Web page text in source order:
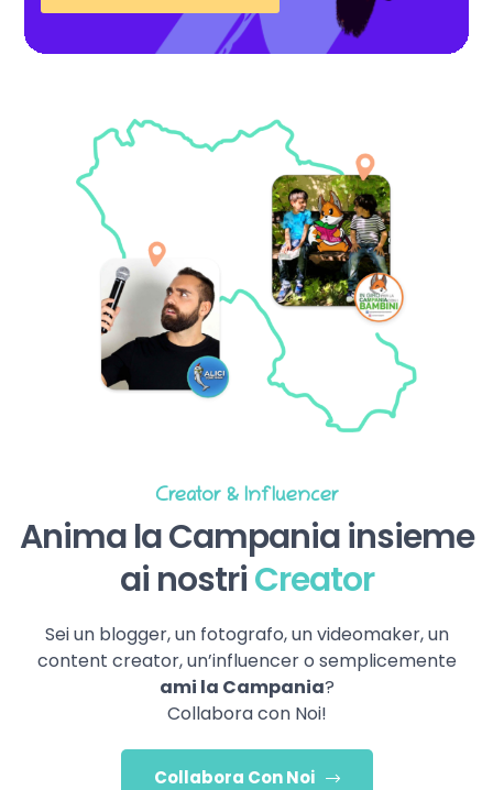
Creator & Influencer
Anima la Campania insieme
ai nostriCreator
Sei un blogger, un fotografo, un videomaker, un
content creator, un’influencer o semplicemente
ami la Campania?
Collabora con Noi!
Collabora Con Noi